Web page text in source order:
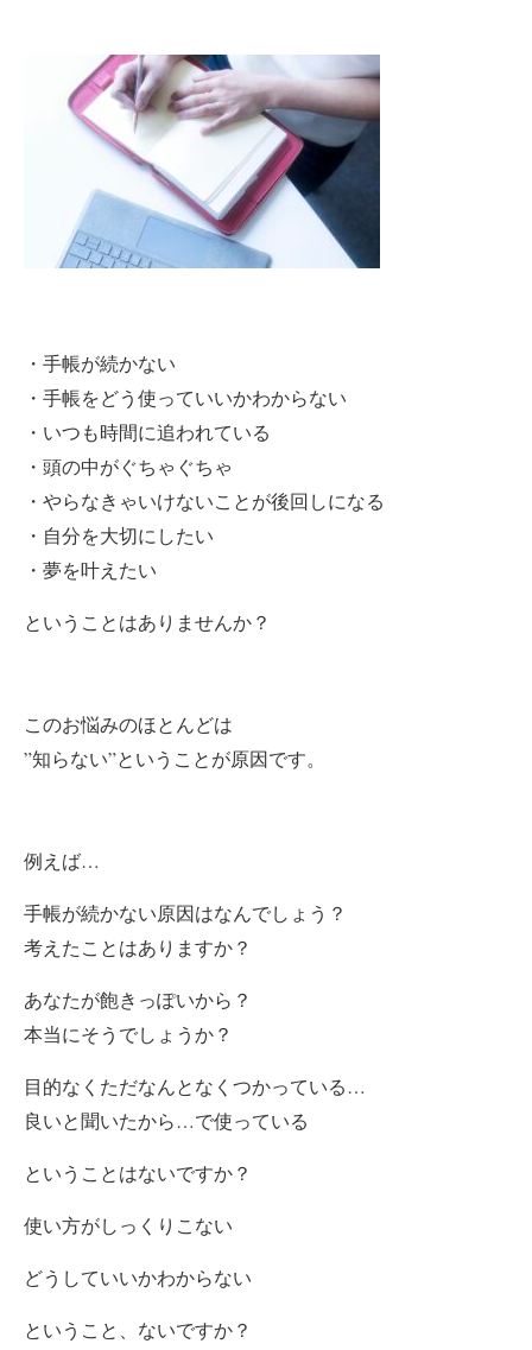
・手帳が続かない
・手帳をどう使っていいかわからない
・いつも時間に追われている
・頭の中がぐちゃぐちゃ
・やらなきゃいけないことが後回しになる
・自分を大切にしたい
・夢を叶えたい
ということはありませんか？
このお悩みのほとんどは
”知らない”ということが原因です。
例えば…
手帳が続かない原因はなんでしょう？
考えたことはありますか？
あなたが飽きっぽいから？
本当にそうでしょうか？
目的なくただなんとなくつかっている…
良いと聞いたから…で使っている
ということはないですか？
使い方がしっくりこない
どうしていいかわからない
ということ、ないですか？